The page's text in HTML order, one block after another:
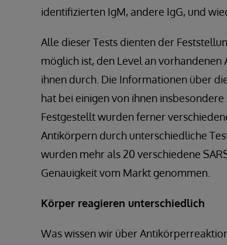
identifizierten IgM, andere IgG, und
Alle dieser Tests dienten der
möglich ist, den Level an
ihnen durch. Die Informationen über
hat bei einigen von ihnen
Festgestellt wurden ferner
Antikörpern durch unterschiedliche
wurden mehr als 20 verschiedene
Genauigkeit vom Markt genommen.
Körper reagieren unterschiedlich
Was wissen wir über